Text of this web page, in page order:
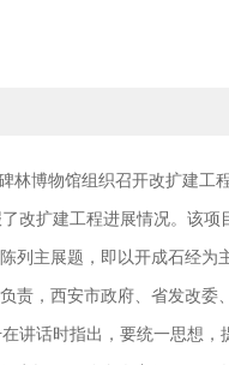
博物馆组织召开改扩建工
改扩建工程进展情况。该项
列主展题，即以开成石经为
责，西安市政府、省发改委
讲话时指出，要统一思想，